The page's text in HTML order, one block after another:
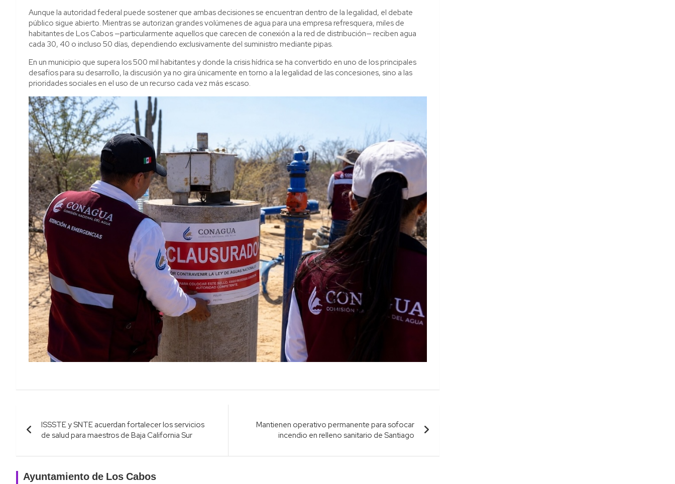
Aunque la autoridad federal puede sostener que ambas decisiones se encuentran dentro de la legalidad, el debate
público sigue abierto. Mientras se autorizan grandes volúmenes de agua para una empresa refresquera, miles de
habitantes de Los Cabos —particularmente aquellos que carecen de conexión a la red de distribución— reciben agua
cada 30, 40 o incluso 50 días, dependiendo exclusivamente del suministro mediante pipas.
En un municipio que supera los 500 mil habitantes y donde la crisis hídrica se ha convertido en uno de los principales
desafíos para su desarrollo, la discusión ya no gira únicamente en torno a la legalidad de las concesiones, sino a las
prioridades sociales en el uso de un recurso cada vez más escaso.
Navegación
de
entradas
ISSSTE y SNTE acuerdan fortalecer los servicios
de salud para maestros de Baja California Sur
Mantienen operativo permanente para sofocar
incendio en relleno sanitario de Santiago
Ayuntamiento de Los Cabos